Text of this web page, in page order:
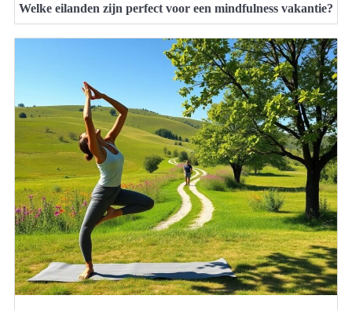
Welke eilanden zijn perfect voor een mindfulness vakantie?